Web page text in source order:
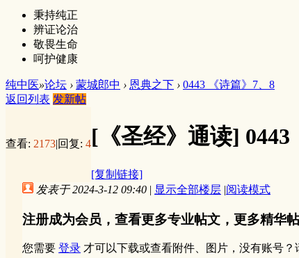
秉持纯正
辨证论治
敬畏生命
呵护健康
纯中医»论坛 › 蒙城郎中 › 恩典之下 › 0443 《诗篇》7、8
返回列表 发新帖
查看: 2173|回复: 4[《圣经》通读] 0443
[复制链接]
发表于 2024-3-12 09:40 | 显示全部楼层 |阅读模式
注册成为会员，查看更多专业帖文，更多精华帖
您需要 登录 才可以下载或查看附件、图片，没有账号？